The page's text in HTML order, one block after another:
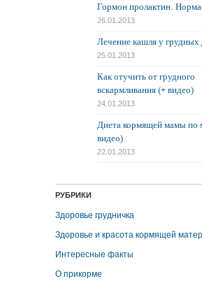
Гормон пролактин.
26.01.2013
Лечение кашля у грудных
25.01.2013
Как отучить от грудного
вскармливания (+ видео)
24.01.2013
Диета кормящей мамы по
видео)
22.01.2013
РУБРИКИ
Здоровье грудничка
Здоровье и красота кормящей
Интересные факты
О прикорме